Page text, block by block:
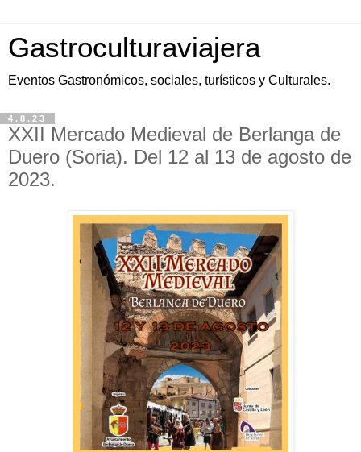
Gastroculturaviajera
Eventos Gastronómicos, sociales, turísticos y Culturales.
4.8.23
XXII Mercado Medieval de Berlanga de
Duero (Soria). Del 12 al 13 de agosto de
2023.